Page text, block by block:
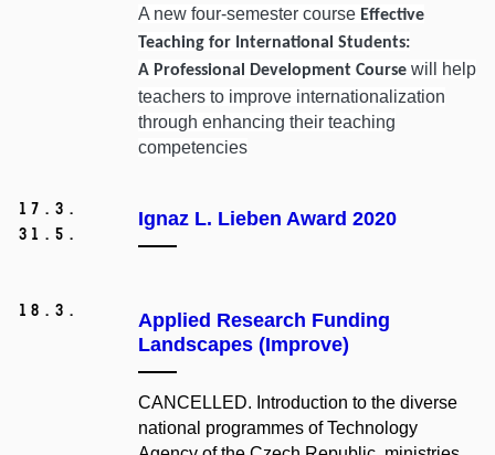
A new four-semester course Effective
Teaching for International Students:
A Professional Development Course will help
teachers to improve internationalization
through enhancing their teaching
competencies
17. 3.
31. 5.
Ignaz L. Lieben Award 2020
18. 3.
Applied Research Funding
Landscapes (Improve)
CANCELLED. Introduction to the diverse
national programmes of Technology